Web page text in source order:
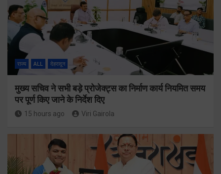
राज्य ALL देहरादून
मुख्य सचिव ने सभी बड़े प्रोजेक्ट्स का निर्माण कार्य नियमित समय
पर पूर्ण किए जाने के निर्देश दिए
15 hours ago Viri Gairola